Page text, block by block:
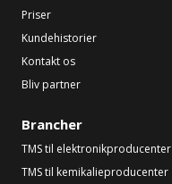
Priser
Kundehistorier
Kontakt os
Bliv partner
Brancher
TMS til elektronikproducenter
TMS til kemikalieproducenter